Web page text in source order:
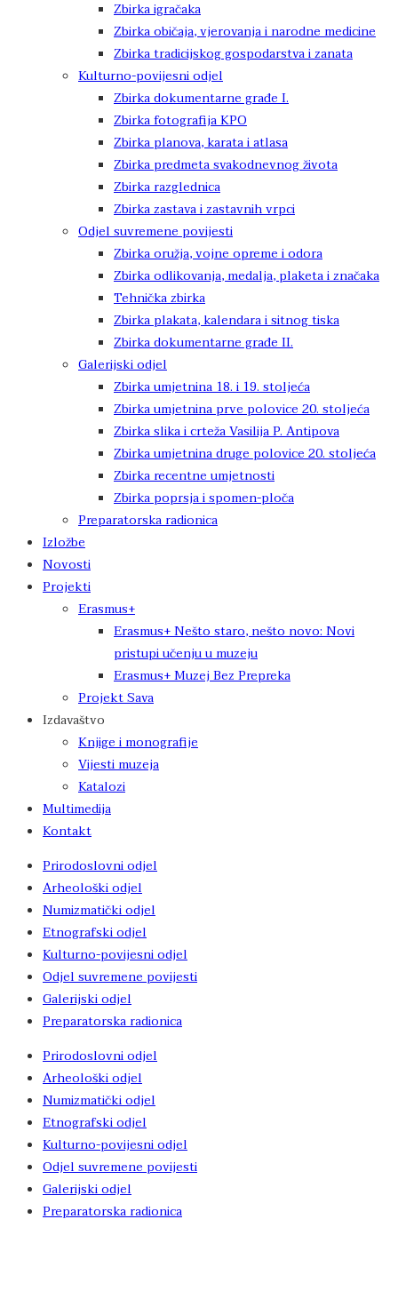
Zbirka igračaka
Zbirka običaja, vjerovanja i narodne medicine
Zbirka tradicijskog gospodarstva i zanata
Kulturno-povijesni odjel
Zbirka dokumentarne građe I.
Zbirka fotografija KPO
Zbirka planova, karata i atlasa
Zbirka predmeta svakodnevnog života
Zbirka razglednica
Zbirka zastava i zastavnih vrpci
Odjel suvremene povijesti
Zbirka oružja, vojne opreme i odora
Zbirka odlikovanja, medalja, plaketa i značaka
Tehnička zbirka
Zbirka plakata, kalendara i sitnog tiska
Zbirka dokumentarne građe II.
Galerijski odjel
Zbirka umjetnina 18. i 19. stoljeća
Zbirka umjetnina prve polovice 20. stoljeća
Zbirka slika i crteža Vasilija P. Antipova
Zbirka umjetnina druge polovice 20. stoljeća
Zbirka recentne umjetnosti
Zbirka poprsja i spomen-ploča
Preparatorska radionica
Izložbe
Novosti
Projekti
Erasmus+
Erasmus+ Nešto staro, nešto novo: Novi
pristupi učenju u muzeju
Erasmus+ Muzej Bez Prepreka
Projekt Sava
Izdavaštvo
Knjige i monografije
Vijesti muzeja
Katalozi
Multimedija
Kontakt
Prirodoslovni odjel
Arheološki odjel
Numizmatički odjel
Etnografski odjel
Kulturno-povijesni odjel
Odjel suvremene povijesti
Galerijski odjel
Preparatorska radionica
Prirodoslovni odjel
Arheološki odjel
Numizmatički odjel
Etnografski odjel
Kulturno-povijesni odjel
Odjel suvremene povijesti
Galerijski odjel
Preparatorska radionica